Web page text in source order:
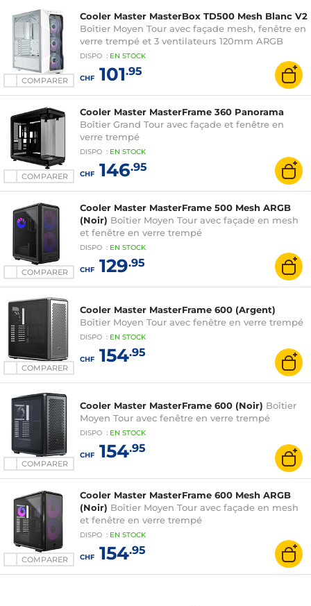
COMPARER
Cooler Master MasterBox TD500 Mesh Blanc V2
Boîtier Moyen Tour avec façade mesh, fenêtre en
verre trempé et 3 ventilateurs 120mm ARGB
DISPO : EN STOCK
CHF101.95
COMPARER
Cooler Master MasterFrame 360 Panorama
Boîtier Grand Tour avec façade et fenêtre en
verre trempé
DISPO : EN STOCK
CHF146.95
COMPARER
Cooler Master MasterFrame 500 Mesh ARGB
(Noir) Boîtier Moyen Tour avec façade en mesh
et fenêtre en verre trempé
DISPO : EN STOCK
CHF129.95
COMPARER
Cooler Master MasterFrame 600 (Argent)
Boîtier Moyen Tour avec fenêtre en verre trempé
DISPO : EN STOCK
CHF154.95
COMPARER
Cooler Master MasterFrame 600 (Noir) Boîtier
Moyen Tour avec fenêtre en verre trempé
DISPO : EN STOCK
CHF154.95
COMPARER
Cooler Master MasterFrame 600 Mesh ARGB
(Noir) Boîtier Moyen Tour avec façade en mesh
et fenêtre en verre trempé
DISPO : EN STOCK
CHF154.95